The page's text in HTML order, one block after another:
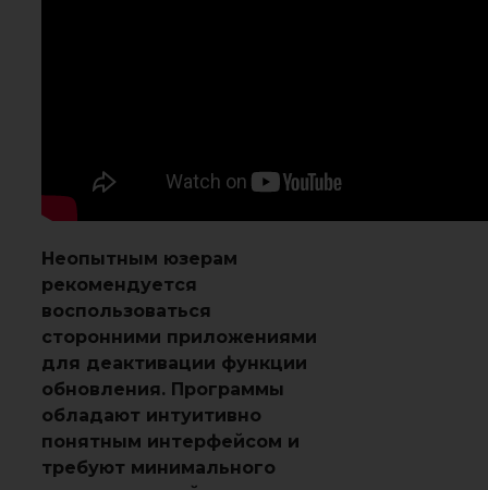
Неопытным юзерам
рекомендуется
воспользоваться
сторонними приложениями
для деактивации функции
обновления. Программы
обладают интуитивно
понятным интерфейсом и
требуют минимального